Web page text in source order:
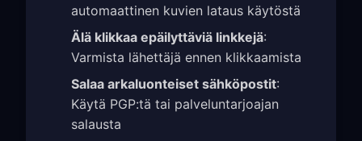
automaattinen kuvien lataus käytöstä
Älä klikkaa epäilyttäviä linkkejä:
Varmista lähettäjä ennen klikkaamista
Salaa arkaluonteiset sähköpostit:
Käytä PGP:tä tai palveluntarjoajan
salausta